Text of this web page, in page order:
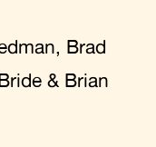
Brad
& Brian